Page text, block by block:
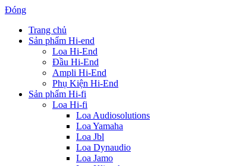
Đóng
Trang chủ
Sản phẩm Hi-end
Loa Hi-End
Đầu Hi-End
Ampli Hi-End
Phụ Kiện Hi-End
Sản phẩm Hi-fi
Loa Hi-fi
Loa Audiosolutions
Loa Yamaha
Loa Jbl
Loa Dynaudio
Loa Jamo